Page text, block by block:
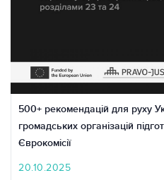
500+ рекомендацій для руху
громадських організацій
Єврокомісії
20.10.2025